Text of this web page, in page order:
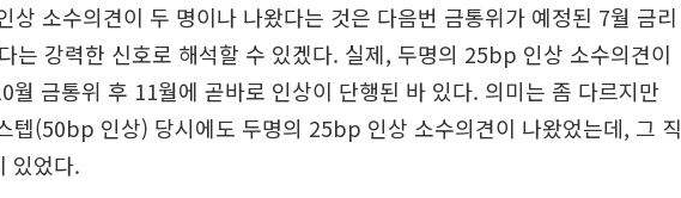
상 소수의견이 두 명이나 나왔다는 것은 다음번 금통위가 예정된 7월 금리
는 강력한 신호로 해석할 수 있겠다. 실제, 두명의 25bp 인상 소수의견이
월 금통위 후 11월에 곧바로 인상이 단행된 바 있다. 의미는 좀 다르지만
텝(50bp 인상) 당시에도 두명의 25bp 인상 소수의견이 나왔었는데, 그 직
있었다.